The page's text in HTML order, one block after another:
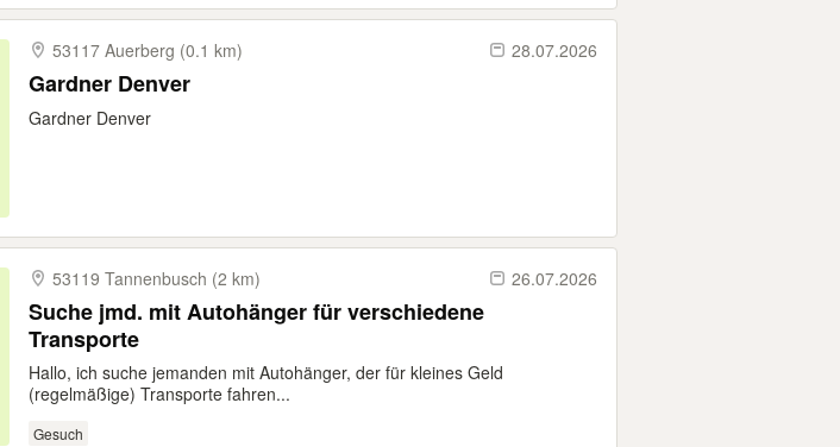
53117 Auerberg (0.1 km) 28.07.2026
Gardner Denver
Gardner Denver
53119 Tannenbusch (2 km) 26.07.2026
Suche jmd. mit Autohänger für verschiedene
Transporte
Hallo, ich suche jemanden mit Autohänger, der für kleines Geld
(regelmäßige) Transporte fahren...
Gesuch